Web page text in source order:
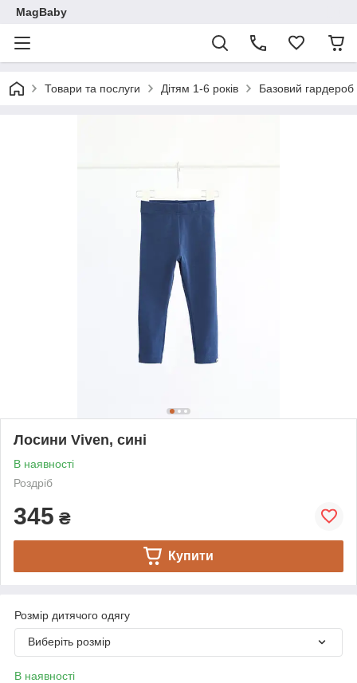
MagBaby
Товари та послуги Дітям 1-6 років Базовий гардероб
Лосини Viven, сині
В наявності
Роздріб
345 ₴
Купити
Розмір дитячого одягу
Виберіть розмір
В наявності